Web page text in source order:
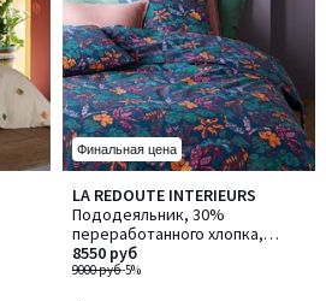
Финальная цена
LA REDOUTE INTERIEURS
Пододеяльник, 30%
переработанного хлопка,
Foliaro / Фоларио
9000 руб-5%
8550 руб
4,7
/ 5